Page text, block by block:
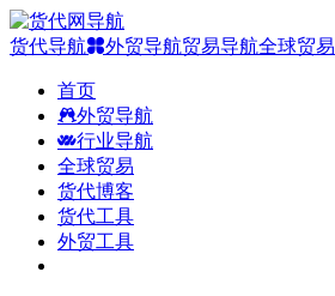
货代导航 外贸导航贸易导航全球贸易
首页
外贸导航
行业导航
全球贸易
货代博客
货代工具
外贸工具